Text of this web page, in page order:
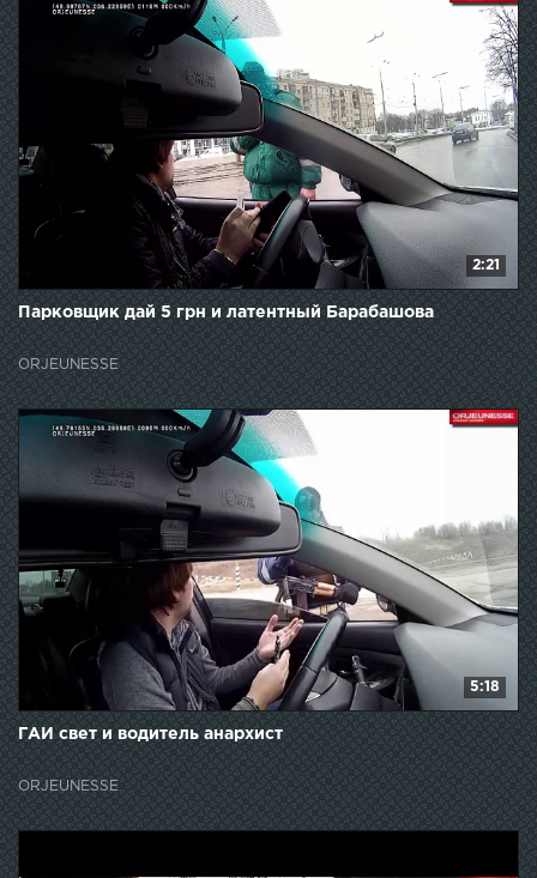
2:21
Парковщик дай 5 грн и латентный Барабашова
ORJEUNESSE
5:18
ГАИ свет и водитель анархист
ORJEUNESSE